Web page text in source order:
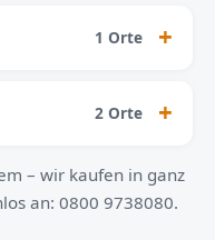
1 Orte
2 Orte
– wir kaufen in ganz
an: 0800 9738080.